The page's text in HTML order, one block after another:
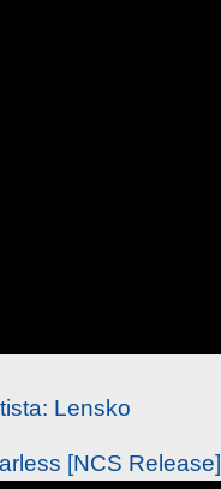
Lensko
[NCS Release]